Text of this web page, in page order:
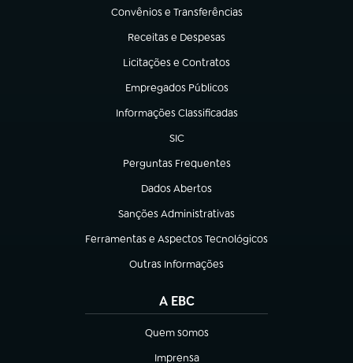
Convênios e Transferências
(abre em nova aba)
Receitas e Despesas
(abre em nova aba)
Licitações e Contratos
(abre em nova aba)
Empregados Públicos
(abre em nova aba)
Informações Classificadas
(abre em nova aba)
SIC
(abre em nova aba)
Perguntas Frequentes
(abre em nova aba)
Dados Abertos
(abre em nova aba)
Sanções Administrativas
(abre em nova aba)
Ferramentas e Aspectos Tecnológicos
(abre em nova aba)
Outras Informações
(abre em nova aba)
A EBC
Quem somos
(abre em nova aba)
Imprensa